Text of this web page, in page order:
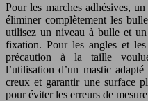
Pour les marches adhésives,
éliminer complètement les
utilisez un niveau à bulle et
fixation. Pour les angles et
précaution à la taille
l’utilisation d’un mastic
creux et garantir une surface
pour éviter les erreurs de